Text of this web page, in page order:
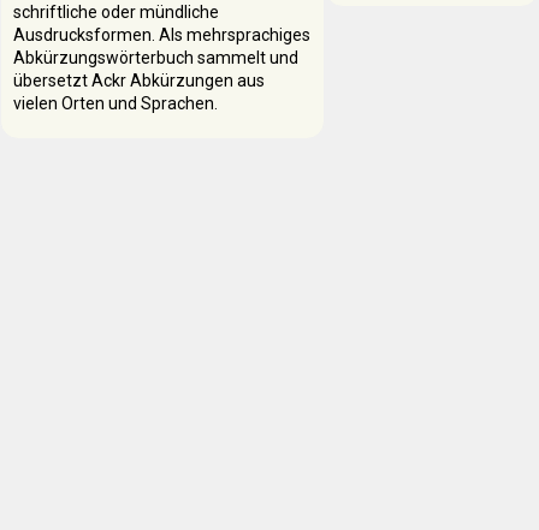
schriftliche oder mündliche
Ausdrucksformen. Als mehrsprachiges
Abkürzungswörterbuch sammelt und
übersetzt Ackr Abkürzungen aus
vielen Orten und Sprachen.